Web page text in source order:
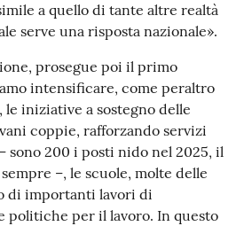
a quello di tante altre realtà
serve una risposta nazionale».
prosegue poi il primo
intensificare, come peraltro
le iniziative a sostegno delle
coppie, rafforzando servizi
sono 200 i posti nido nel 2025, il
–, le scuole, molte delle
di importanti lavori di
politiche per il lavoro. In questo